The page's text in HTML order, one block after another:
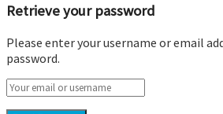
Retrieve your password
Please enter your username or email
password.